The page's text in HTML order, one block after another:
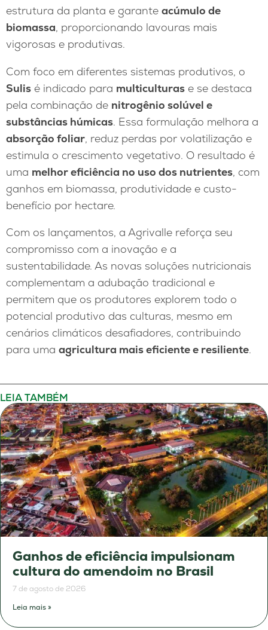
estrutura da planta e garante acúmulo de
biomassa, proporcionando lavouras mais
vigorosas e produtivas.
Com foco em diferentes sistemas produtivos, o
Sulis é indicado para multiculturas e se destaca
pela combinação de nitrogênio solúvel e
substâncias húmicas. Essa formulação melhora a
absorção foliar, reduz perdas por volatilização e
estimula o crescimento vegetativo. O resultado é
uma melhor eficiência no uso dos nutrientes, com
ganhos em biomassa, produtividade e custo-
benefício por hectare.
Com os lançamentos, a Agrivalle reforça seu
compromisso com a inovação e a
sustentabilidade. As novas soluções nutricionais
complementam a adubação tradicional e
permitem que os produtores explorem todo o
potencial produtivo das culturas, mesmo em
cenários climáticos desafiadores, contribuindo
para uma agricultura mais eficiente e resiliente.
LEIA TAMBÉM
Ganhos de eficiência impulsionam
cultura do amendoim no Brasil
7 de agosto de 2026
Leia mais »